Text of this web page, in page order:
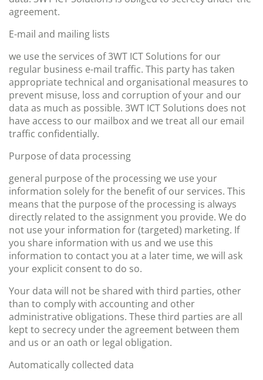
agreement.
E-mail and mailing lists
we use the services of 3WT ICT Solutions for our
regular business e-mail traffic. This party has taken
appropriate technical and organisational measures to
prevent misuse, loss and corruption of your and our
data as much as possible. 3WT ICT Solutions does not
have access to our mailbox and we treat all our email
traffic confidentially.
Purpose of data processing
general purpose of the processing we use your
information solely for the benefit of our services. This
means that the purpose of the processing is always
directly related to the assignment you provide. We do
not use your information for (targeted) marketing. If
you share information with us and we use this
information to contact you at a later time, we will ask
your explicit consent to do so.
Your data will not be shared with third parties, other
than to comply with accounting and other
administrative obligations. These third parties are all
kept to secrecy under the agreement between them
and us or an oath or legal obligation.
Automatically collected data